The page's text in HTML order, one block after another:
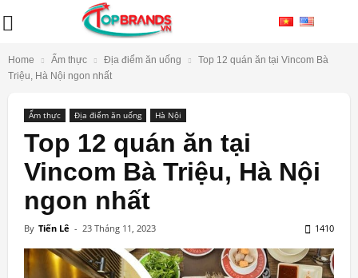
Home Ẩm thực Địa điểm ăn uống
Top 12 quán ăn tại Vincom Bà
Triệu, Hà Nội ngon nhất
Ẩm thực Địa điểm ăn uống Hà Nội
Top 12 quán ăn tại
Vincom Bà Triệu, Hà Nội
ngon nhất
By Tiến Lê - 23 Tháng 11, 2023 1410